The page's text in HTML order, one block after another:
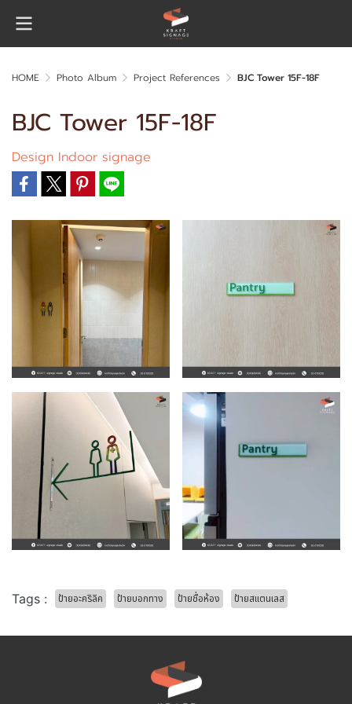
HOME Photo Album Project References BJC Tower 15F-18F
BJC Tower 15F-18F
Design Indoor signage
Tags : ป้ายอะคริลิค ป้ายบอกทาง ป้ายชื่อห้อง ป้ายสแตนเลส